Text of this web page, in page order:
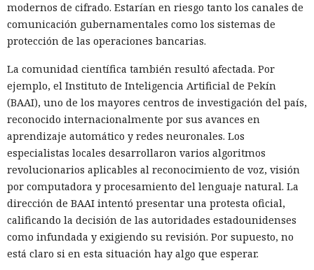
modernos de cifrado. Estarían en riesgo tanto los canales de
comunicación gubernamentales como los sistemas de
protección de las operaciones bancarias.
La comunidad científica también resultó afectada. Por
ejemplo, el Instituto de Inteligencia Artificial de Pekín
(BAAI), uno de los mayores centros de investigación del país,
reconocido internacionalmente por sus avances en
aprendizaje automático y redes neuronales. Los
especialistas locales desarrollaron varios algoritmos
revolucionarios aplicables al reconocimiento de voz, visión
por computadora y procesamiento del lenguaje natural. La
dirección de BAAI intentó presentar una protesta oficial,
calificando la decisión de las autoridades estadounidenses
como infundada y exigiendo su revisión. Por supuesto, no
está claro si en esta situación hay algo que esperar.